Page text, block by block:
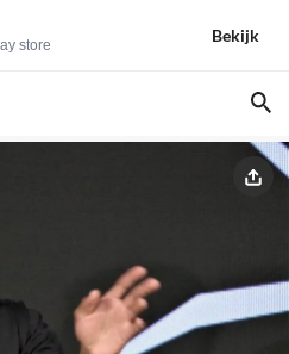
store
Bekijk